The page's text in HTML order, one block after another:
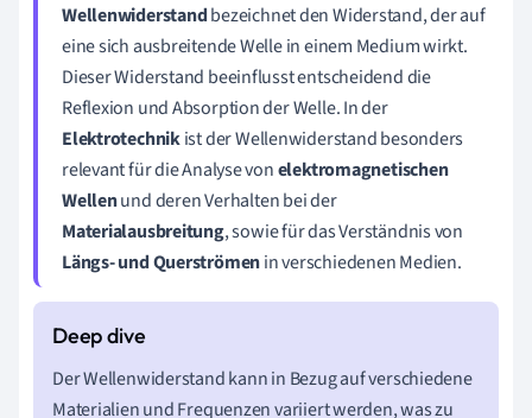
Wellenwiderstandbezeichnet den Widerstand, der auf
eine sich ausbreitende Welle in einem Medium wirkt.
Dieser Widerstand beeinflusst entscheidend die
Reflexion und Absorption der Welle. In der
Elektrotechnikist der Wellenwiderstand besonders
relevant für die Analyse vonelektromagnetischen
Wellenund deren Verhalten bei der
Materialausbreitung, sowie für das Verständnis von
Längs- und Querströmenin verschiedenen Medien.
Der Wellenwiderstand kann in Bezug auf verschiedene
Materialien und Frequenzen variiert werden, was zu